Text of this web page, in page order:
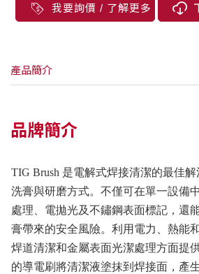
我要詢價 / 了解更多
產品簡介
品牌簡介
TIG Brush 是電解式焊接清潔的最佳
洗膏與研磨方式。不僅可在單一設備
處理、電拋光及不鏽鋼表面標記，還
膏帶來的安全風險。利用電力、熱能
焊道清潔和金屬表面光潔處理方面提
的導電刷將清潔液塗抹到焊接面，產